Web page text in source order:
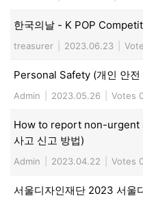
한국의날 - K POP
treasurer 2023.06.23
Personal Safety (개인 안전
Admin 2023.05.26 Votes
How to report non-urgent
사고 신고 방법)
Admin 2023.04.22 Votes
서울디자인재단 2023 서울